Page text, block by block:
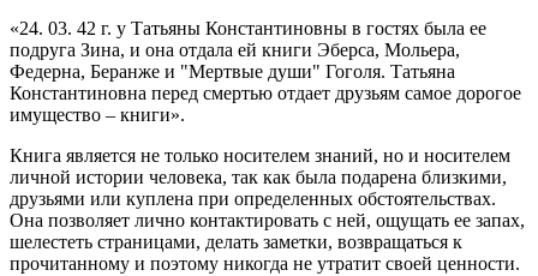
«24. 03. 42 г. у Татьяны Константиновны в гостях была ее
подруга Зина, и она отдала ей книги Эберса, Мольера,
Федерна, Беранже и "Мертвые души" Гоголя. Татьяна
Константиновна перед смертью отдает друзьям самое дорогое
имущество – книги».
Книга является не только носителем знаний, но и носителем
личной истории человека, так как была подарена близкими,
друзьями или куплена при определенных обстоятельствах.
Она позволяет лично контактировать с ней, ощущать ее запах,
шелестеть страницами, делать заметки, возвращаться к
прочитанному и поэтому никогда не утратит своей ценности.